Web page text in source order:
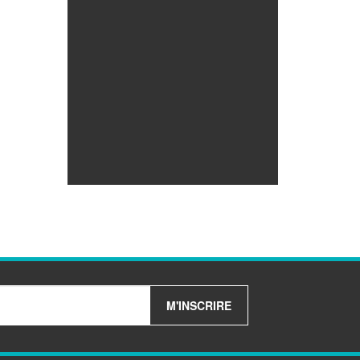
M'INSCRIRE